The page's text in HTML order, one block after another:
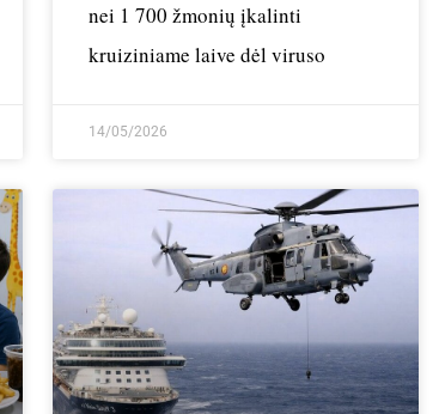
nei 1 700 žmonių įkalinti
kruiziniame laive dėl viruso
14/05/2026